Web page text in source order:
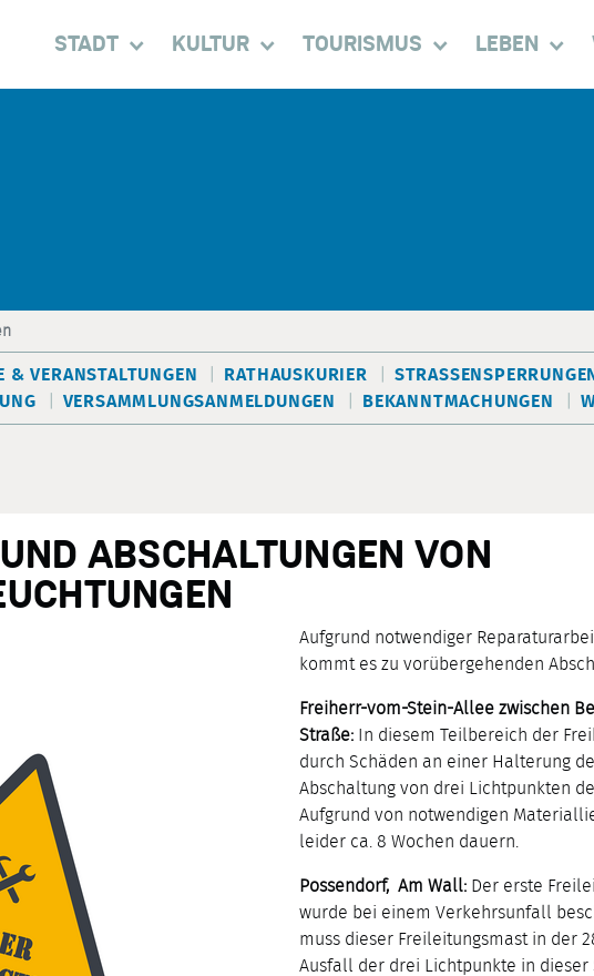
STADT KULTUR TOURISMUS LEBEN
& VERANSTALTUNGEN RATHAUSKURIER STRASSENSPERRUNGEN
VERSAMMLUNGSANMELDUNGEN BEKANNTMACHUNGEN
ABSCHALTUNGEN VON
Aufgrund notwendiger
kommt es zu vorübergehenden
Freiherr-vom-Stein-Allee zwischen
Straße:
In diesem Teilbereich der
durch Schäden an einer Halterung
Abschaltung von drei Lichtpunkten
Aufgrund von notwendigen
leider ca. 8 Wochen dauern.
Possendorf, Am Wall: Der erste
wurde bei einem Verkehrsunfall
muss dieser Freileitungsmast in der
Ausfall der drei Lichtpunkte in dieser